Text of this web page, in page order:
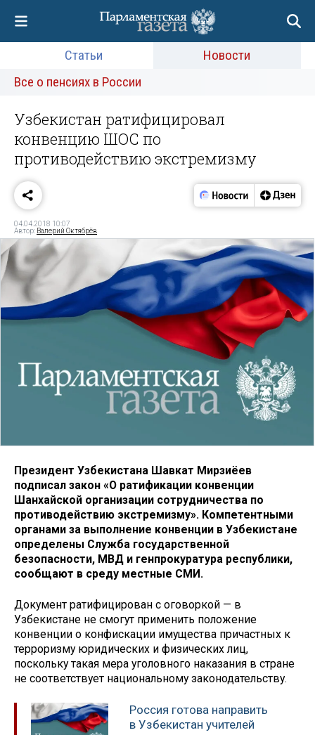
Статьи
Новости
Все о пенсиях в России
Узбекистан ратифицировал
конвенцию ШОС по
противодействию экстремизму
04.04.2018 10:07
Автор: Валерий Октябрёв
Президент Узбекистана Шавкат Мирзиёев
подписал закон «О ратификации конвенции
Шанхайской организации сотрудничества по
противодействию экстремизму». Компетентными
органами за выполнение конвенции в Узбекистане
определены Служба государственной
безопасности, МВД и генпрокуратура республики,
сообщают в среду местные СМИ.
Документ ратифицирован с оговоркой — в
Узбекистане не смогут применить положение
конвенции о конфискации имущества причастных к
терроризму юридических и физических лиц,
поскольку такая мера уголовного наказания в стране
не соответствует национальному законодательству.
Россия готова направить
в Узбекистан учителей